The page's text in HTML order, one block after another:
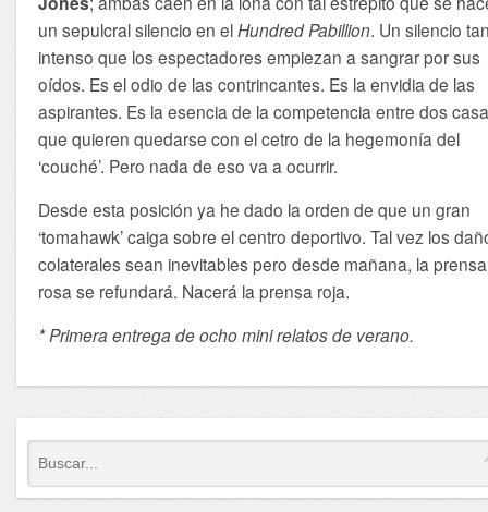
un sepulcral silencio en elHundred Pabillion. Un silencio
intenso que los espectadores empiezan a sangrar por sus
oídos. Es el odio de las contrincantes. Es la envidia de las
aspirantes. Es la esencia de la competencia entre dos
que quieren quedarse con el cetro de la hegemonía del
‘couché’. Pero nada de eso va a ocurrir.
Desde esta posición ya he dado la orden de que un gran
‘tomahawk’ caiga sobre el centro deportivo. Tal vez los
colaterales sean inevitables pero desde mañana, la prensa
rosa se refundará. Nacerá la prensa roja.
* Primera entrega de ocho mini relatos de verano.